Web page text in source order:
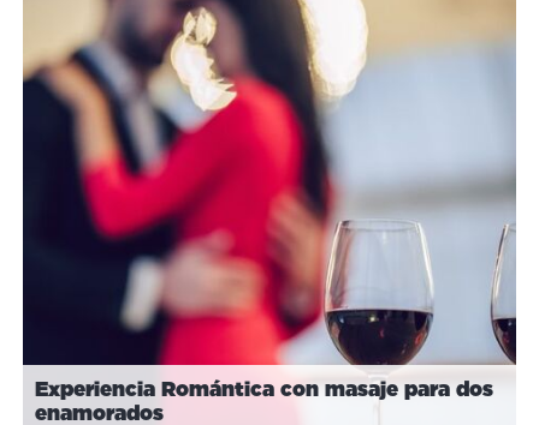
Experiencia Romántica con masaje para dos
enamorados